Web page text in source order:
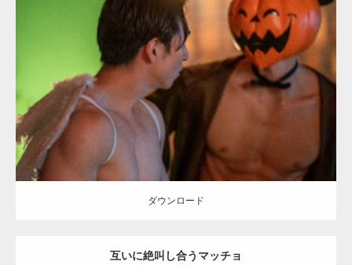
Update: 2023.02.11
ハロウィンのマッチョ その他 AKIHITO(細マッチョ)
SOSUKE 大胸筋 腹筋 姫路 (兵庫)
ダウンロード
ダウンロード
互いに絶叫し合うマッチョ